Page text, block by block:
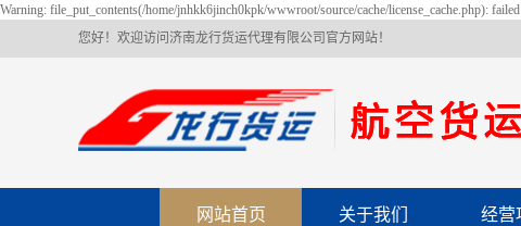
Warning: file_put_contents(/home/jnhkk6jinch0kpk/wwwroot/source/cache/license_cache.php):
您好！欢迎访问济南龙行货运代理有限公司官方网站！
网站首页 关于我们 经营